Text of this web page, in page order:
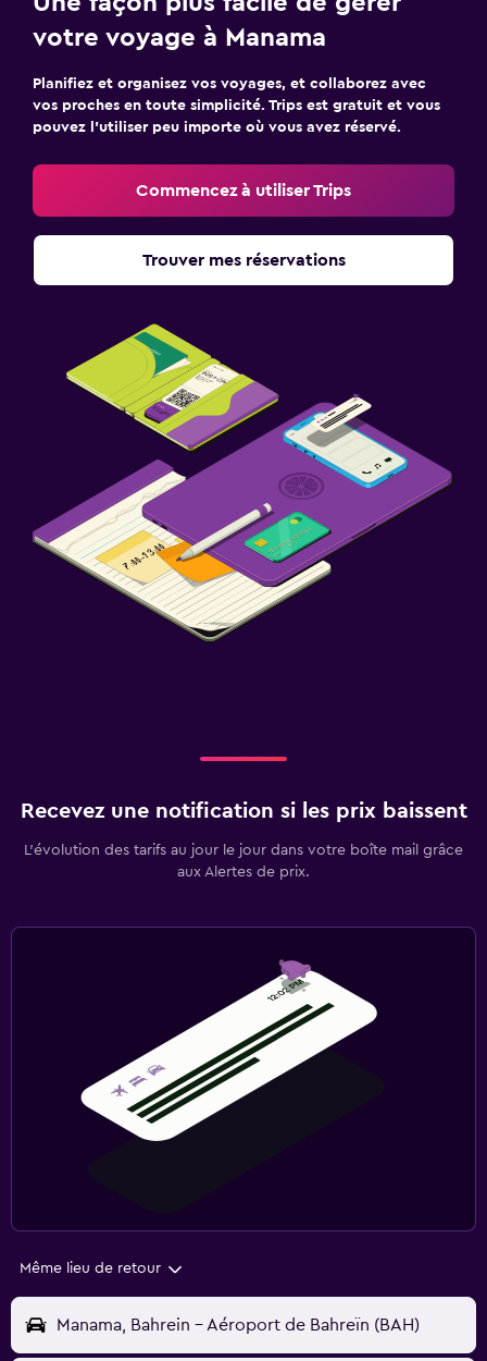
votre voyage à Manama
Planifiez et organisez vos voyages, et collaborez avec
vos proches en toute simplicité. Trips est gratuit et vous
pouvez l’utiliser peu importe où vous avez réservé.
Commencez à utiliser Trips
Trouver mes réservations
Recevez une notification si les prix baissent
L’évolution des tarifs au jour le jour dans votre boîte mail grâce
aux Alertes de prix.
Même lieu de retour
Manama, Bahrein - Aéroport de Bahreïn (BAH)